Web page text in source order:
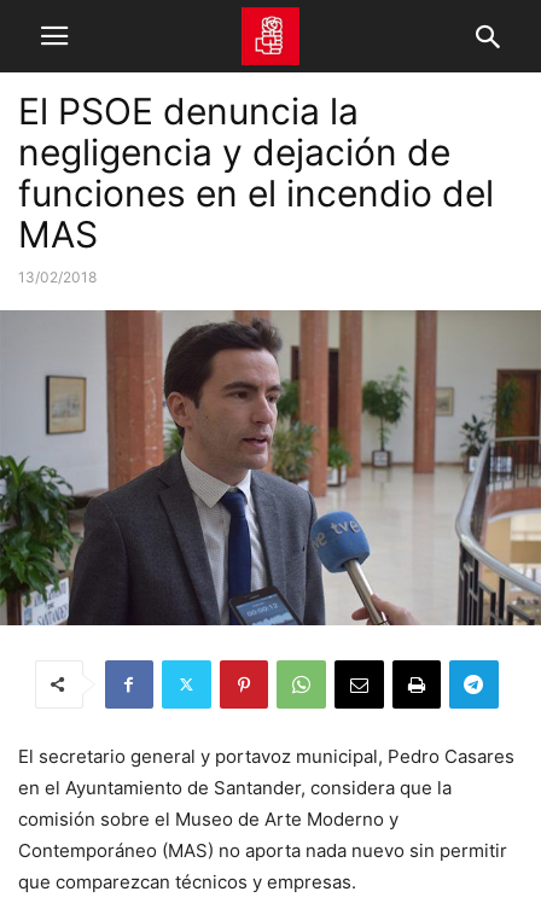
El PSOE denuncia la
negligencia y dejación de
funciones en el incendio del
MAS
13/02/2018
El secretario general y portavoz municipal, Pedro Casares
en el Ayuntamiento de Santander, considera que la
comisión sobre el Museo de Arte Moderno y
Contemporáneo (MAS) no aporta nada nuevo sin permitir
que comparezcan técnicos y empresas.